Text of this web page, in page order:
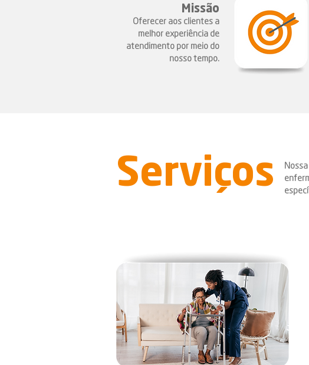
Missão
Oferecer aos clientes a
melhor experiência de
atendimento por meio do
nosso tempo.
Serviços